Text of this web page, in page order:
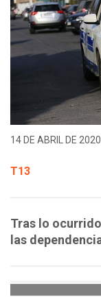
14 DE ABRIL DE
T13
Tras lo
las